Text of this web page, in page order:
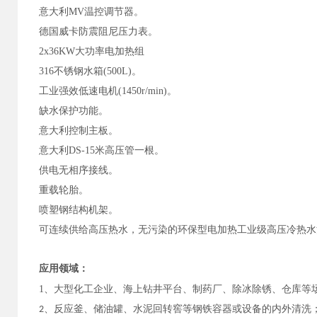
意大利MV温控调节器。
德国威卡防震阻尼压力表。
2x36KW大功率电加热组
316不锈钢水箱(500L)。
工业强效低速电机(1450r/min)。
缺水保护功能。
意大利控制主板。
意大利DS-15米高压管一根。
供电无相序接线。
重载轮胎。
喷塑钢结构机架。
可连续供给高压热水，无污染的环保型电加热工业级高压冷热
应用领域：
1、大型化工企业、海上钻井平台、制药厂、除冰除锈、仓库等
2、反应釜、储油罐、水泥回转窖等钢铁容器或设备的内外清洗